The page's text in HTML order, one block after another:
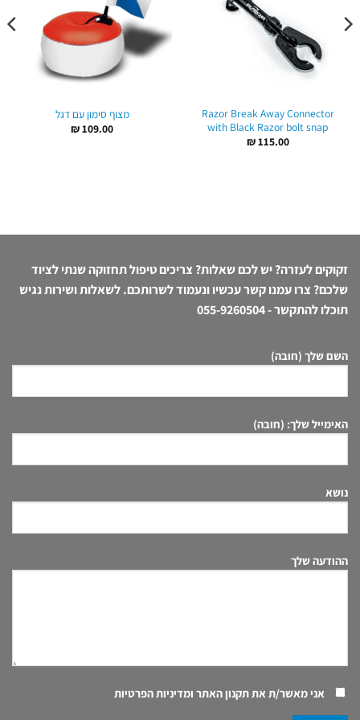
Razor Break Away Connector
with Black Razor bolt snap
₪115.00
מצוף סימון עם דגל
₪109.00
זקוקים לעזרה? יש לכם שאלות? צריכים טיפול תחזוקה שנתי לציוד
שלכם? צרו עמנו קשר עכשיו ונעמוד לשרותכם. לשאלות ושירות נגיש
תוכלו להתקשר -055-9260504
השם שלך (חובה)
האימייל שלך: (חובה)
נושא
ההודעה שלך
אני מאשר/ת אתתקנון האתר ומדיניות הפרטיות